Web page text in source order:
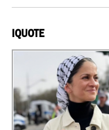
IQUOTE